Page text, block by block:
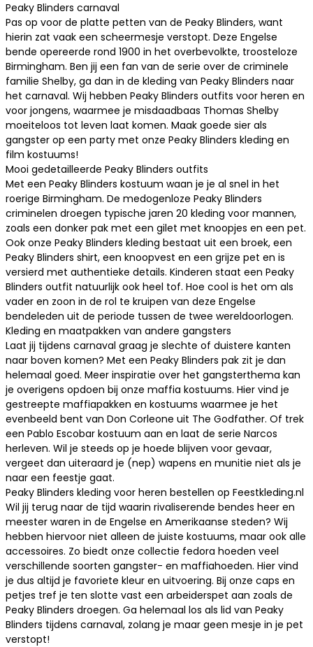
Peaky Blinders carnaval
Pas op voor de platte petten van de Peaky Blinders, want
hierin zat vaak een scheermesje verstopt. Deze Engelse
bende opereerde rond 1900 in het overbevolkte, troosteloze
Birmingham. Ben jij een fan van de serie over de criminele
familie Shelby, ga dan in de kleding van Peaky Blinders naar
het carnaval. Wij hebben Peaky Blinders outfits voor heren en
voor jongens, waarmee je misdaadbaas Thomas Shelby
moeiteloos tot leven laat komen. Maak goede sier als
gangster op een party met onze Peaky Blinders kleding en
film kostuums!
Mooi gedetailleerde Peaky Blinders outfits
Met een Peaky Blinders kostuum waan je je al snel in het
roerige Birmingham. De medogenloze Peaky Blinders
criminelen droegen typische jaren 20 kleding voor mannen,
zoals een donker pak met een gilet met knoopjes en een pet.
Ook onze Peaky Blinders kleding bestaat uit een broek, een
Peaky Blinders shirt, een knoopvest en een grijze pet en is
versierd met authentieke details. Kinderen staat een Peaky
Blinders outfit natuurlijk ook heel tof. Hoe cool is het om als
vader en zoon in de rol te kruipen van deze Engelse
bendeleden uit de periode tussen de twee wereldoorlogen.
Kleding en maatpakken van andere gangsters
Laat jij tijdens carnaval graag je slechte of duistere kanten
naar boven komen? Met een Peaky Blinders pak zit je dan
helemaal goed. Meer inspiratie over het gangsterthema kan
je overigens opdoen bij onze maffia kostuums. Hier vind je
gestreepte maffiapakken en kostuums waarmee je het
evenbeeld bent van Don Corleone uit The Godfather. Of trek
een Pablo Escobar kostuum aan en laat de serie Narcos
herleven. Wil je steeds op je hoede blijven voor gevaar,
vergeet dan uiteraard je (nep) wapens en munitie niet als je
naar een feestje gaat.
Peaky Blinders kleding voor heren bestellen op Feestkleding.nl
Wil jij terug naar de tijd waarin rivaliserende bendes heer en
meester waren in de Engelse en Amerikaanse steden? Wij
hebben hiervoor niet alleen de juiste kostuums, maar ook alle
accessoires. Zo biedt onze collectie fedora hoeden veel
verschillende soorten gangster- en maffiahoeden. Hier vind
je dus altijd je favoriete kleur en uitvoering. Bij onze caps en
petjes tref je ten slotte vast een arbeiderspet aan zoals de
Peaky Blinders droegen. Ga helemaal los als lid van Peaky
Blinders tijdens carnaval, zolang je maar geen mesje in je pet
verstopt!